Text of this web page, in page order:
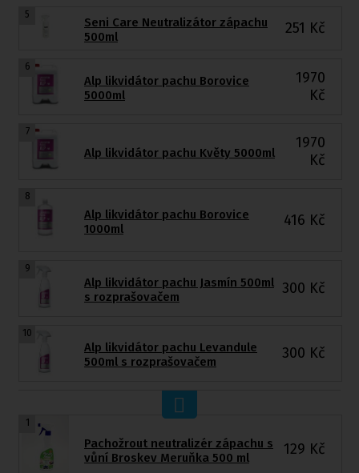
5
Seni Care Neutralizátor zápachu
500ml
251 Kč
6
Alp likvidátor pachu Borovice
5000ml
1970
Kč
7
Alp likvidátor pachu Květy 5000ml
1970
Kč
8
Alp likvidátor pachu Borovice
1000ml
416 Kč
9
Alp likvidátor pachu Jasmín 500ml
s rozprašovačem
300 Kč
10
Alp likvidátor pachu Levandule
500ml s rozprašovačem
300 Kč
1
Pachožrout neutralizér zápachu s
vůní Broskev Meruňka 500 ml
129 Kč